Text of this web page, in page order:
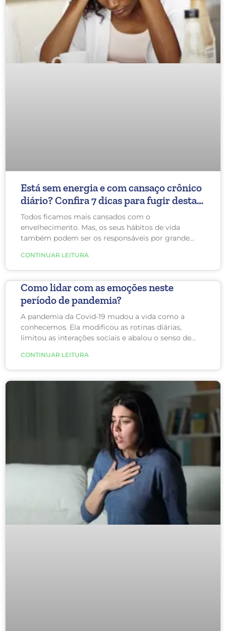
Está sem energia e com cansaço crônico
diário? Confira 7 dicas para fugir desta
situação!
Todos ficamos mais cansados com o
envelhecimento. Mas, os seus hábitos de vida
também podem ser os responsáveis por grande
pode te ajudar a mudar.
CONTINUAR LEITURA
Como lidar com as emoções neste
período de pandemia?
A pandemia da Covid-19 mudou a vida como a
conhecemos. Ela modificou as rotinas diárias,
limitou as interações sociais e abalou o senso de
problema em ficar triste com tudo isso. O luto é
uma resposta natural à perda, seja de um ente
querido ou do seu sentimento de normalidade.
CONTINUAR LEITURA